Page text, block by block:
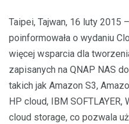
Taipei, Tajwan, 16 luty 2015
poinformowała o wydaniu
więcej wsparcia dla
zapisanych na QNAP NAS
takich jak Amazon S3,
HP cloud, IBM
cloud storage, co pozwala